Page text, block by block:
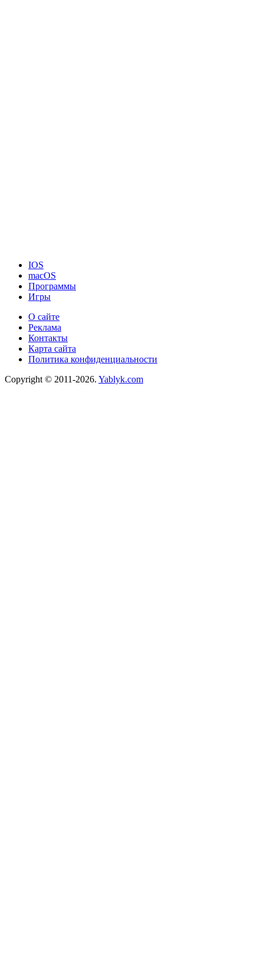
IOS
macOS
Программы
Игры
О сайте
Реклама
Контакты
Карта сайта
Политика конфиденциальности
Copyright © 2011-2026. Yablyk.сom